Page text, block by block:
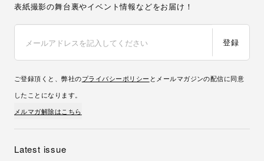
表紙撮影の舞台裏やイベント情報などをお届け！
登録
ご登録頂くと、弊社のプライバシーポリシー とメールマガジンの配信に同意
したことになります。
メルマガ解除はこちら
Latest issue